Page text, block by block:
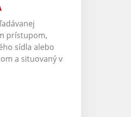
prístupom,
sídla alebo
a situovaný v